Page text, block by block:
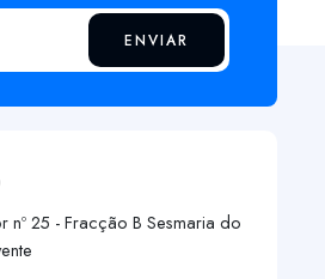
ENVIAR
nº 25 - Fracção B Sesmaria do